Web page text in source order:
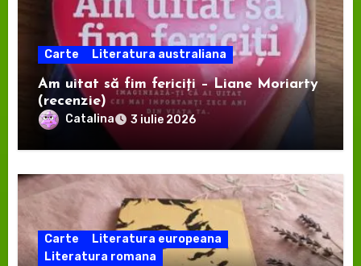
Carte Literatura australiana
Am uitat să fim fericiți – Liane Moriarty
(recenzie)
Catalina 3 iulie 2026
Carte
Literatura europeana
Literatura romana